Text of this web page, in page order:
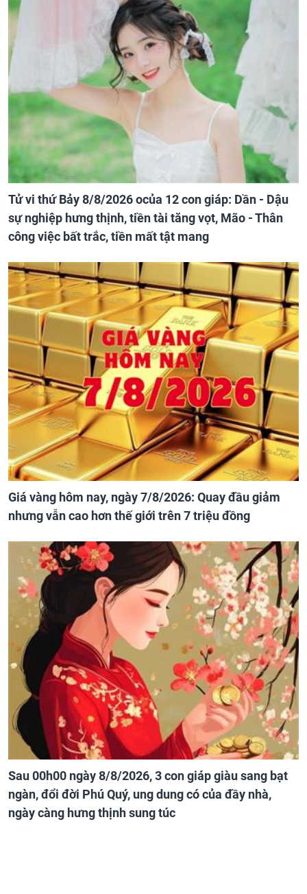
Tử vi thứ Bảy 8/8/2026 ocủa 12 con giáp: Dần - Dậu
sự nghiệp hưng thịnh, tiền tài tăng vọt, Mão - Thân
công việc bất trắc, tiền mất tật mang
Giá vàng hôm nay, ngày 7/8/2026: Quay đầu giảm
nhưng vẫn cao hơn thế giới trên 7 triệu đồng
Sau 00h00 ngày 8/8/2026, 3 con giáp giàu sang bạt
ngàn, đổi đời Phú Quý, ung dung có của đầy nhà,
ngày càng hưng thịnh sung túc